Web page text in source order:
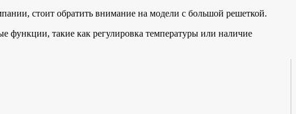
стоит обратить внимание на модели с большой решеткой.
такие как регулировка температуры или наличие